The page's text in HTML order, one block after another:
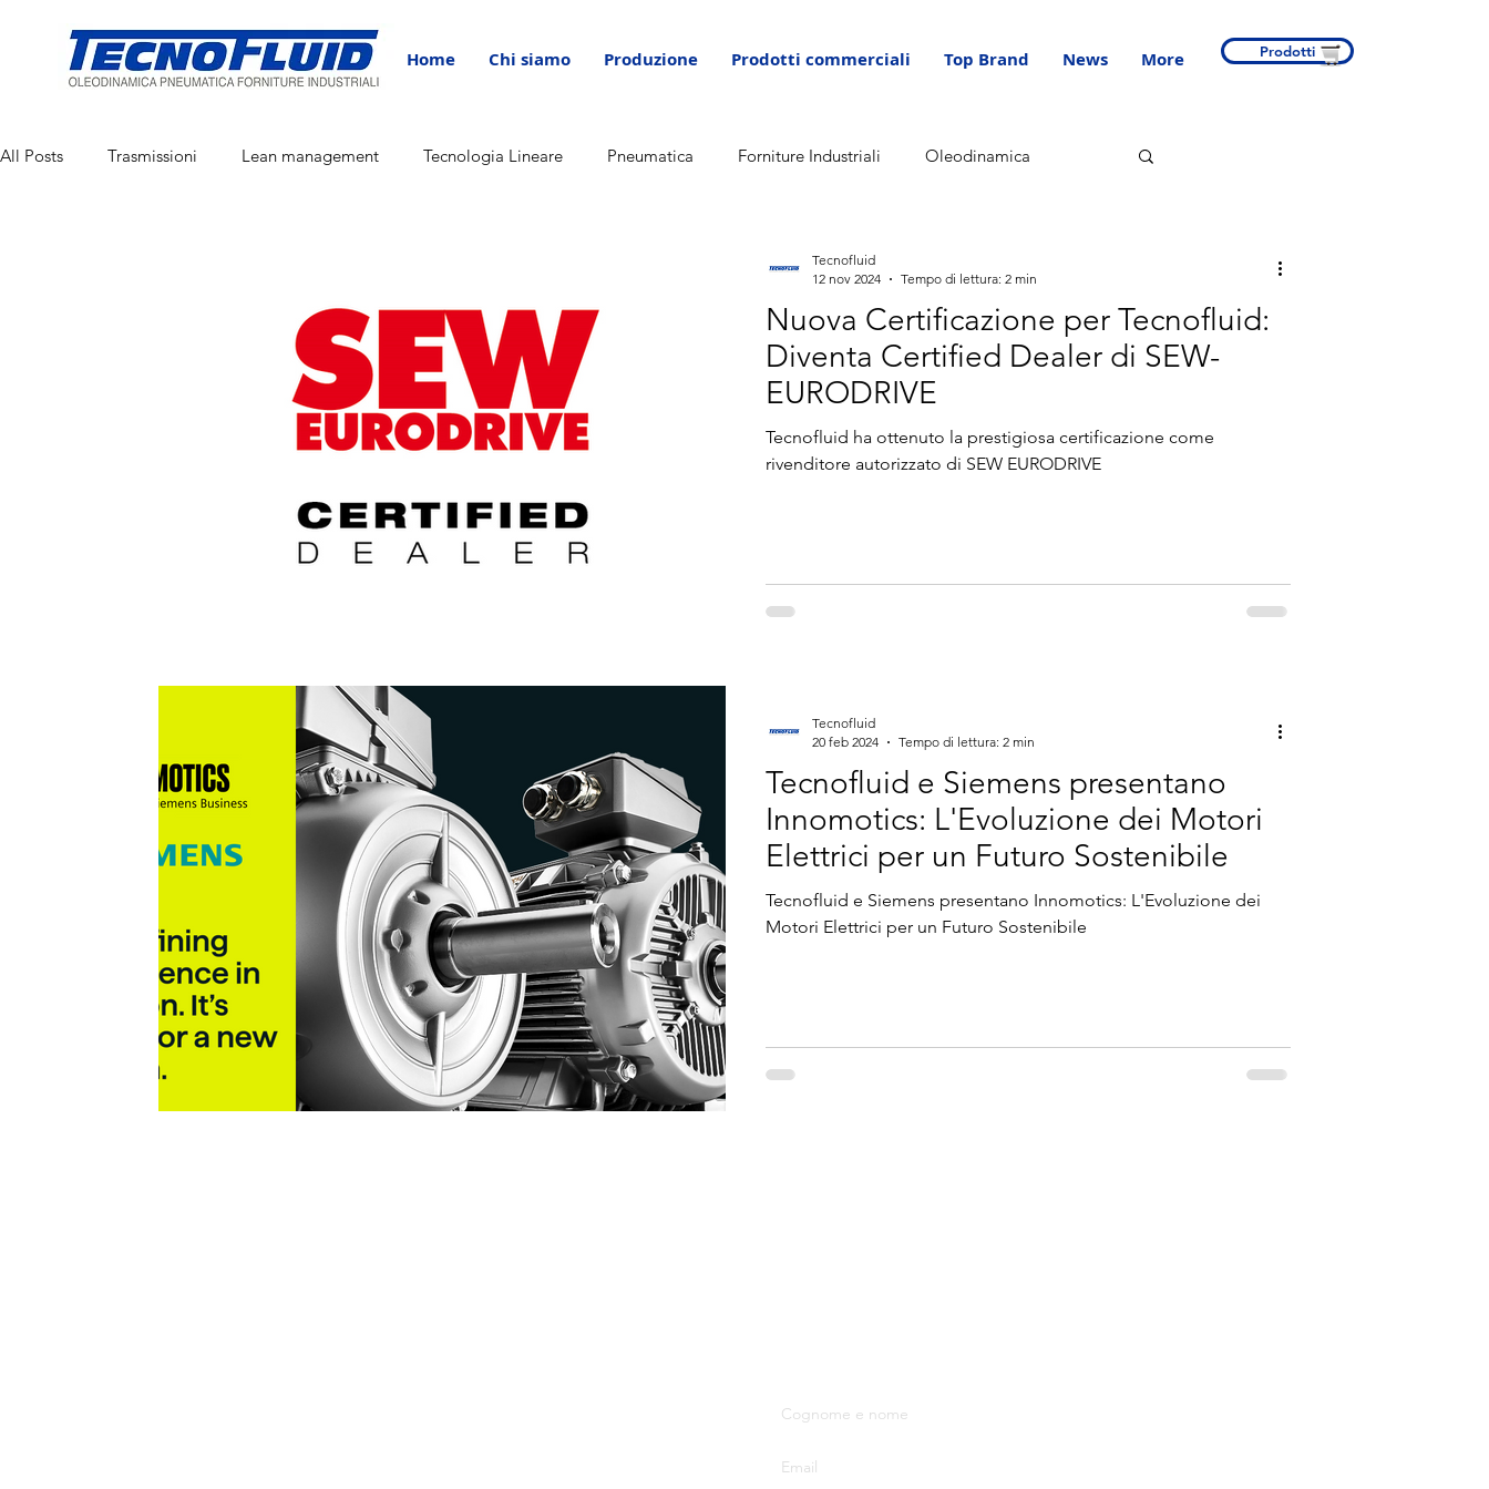
Home Chi siamo Produzione Prodotti commerciali Top Brand News More Prodotti
All Posts Trasmissioni Lean management Tecnologia Lineare Pneumatica Forniture Industriali Oleodinamica
Nuova Certificazione per Tecnofluid:
Diventa Certified Dealer di SEW-
EURODRIVE
Tecnofluid ha ottenuto la prestigiosa certificazione come
rivenditore autorizzato di SEW EURODRIVE
Tecnofluid
12 nov 2024
Tempo di lettura: 2 min
Tecnofluid e Siemens presentano
Innomotics: L'Evoluzione dei Motori
Elettrici per un Futuro Sostenibile
Tecnofluid e Siemens presentano Innomotics: L'Evoluzione dei
Motori Elettrici per un Futuro Sostenibile
Tecnofluid
20 feb 2024
Tempo di lettura: 2 min